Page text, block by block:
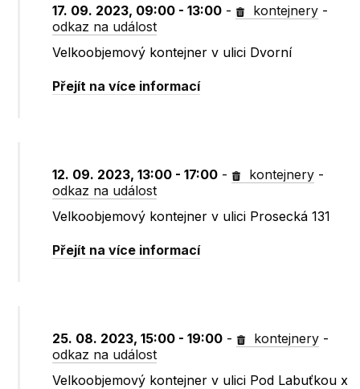
17. 09. 2023, 09:00 - 13:00 - kontejnery -
odkaz na událost
Velkoobjemový kontejner v ulici Dvorní
Přejít na více informací
12. 09. 2023, 13:00 - 17:00 - kontejnery -
odkaz na událost
Velkoobjemový kontejner v ulici Prosecká 131
Přejít na více informací
25. 08. 2023, 15:00 - 19:00 - kontejnery -
odkaz na událost
Velkoobjemový kontejner v ulici Pod Labuťkou x